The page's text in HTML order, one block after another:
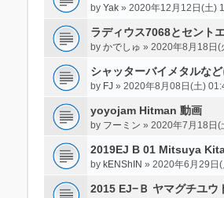
by Yak» 2020年12月12日(土)
ラディウス7068とセント
by かでしゅ » 2020年8月18日(
シャッターバイメタルな
by FJ » 2020年8月08日(土)
yoyojam Hitman 動画
by フーミン » 2020年7月18日(
2019EJ B 01 Mitsuya
by kENShIN » 2020年6月29日
2015 EJ−Ｂ ヤマグチユウ